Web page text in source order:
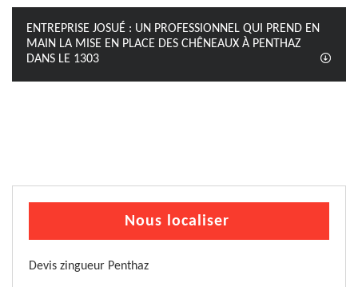
ENTREPRISE JOSUÉ : UN PROFESSIONNEL QUI PREND EN
MAIN LA MISE EN PLACE DES CHÊNEAUX À PENTHAZ
DANS LE 1303
Nous localiser
Devis zingueur Penthaz